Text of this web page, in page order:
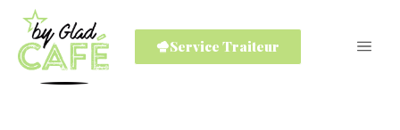
Service Traiteur